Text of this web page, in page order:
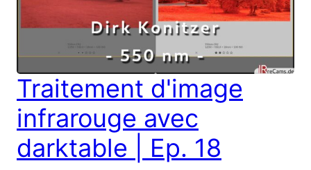
Traitement d'image
infrarouge avec
darktable | Ep. 18